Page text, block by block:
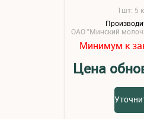
1шт: 5
ОАО "Минский
Минимум к
Цена